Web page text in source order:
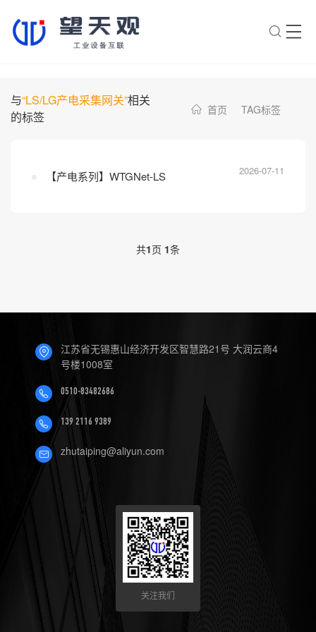
与“LS/LG产电采集网关”相关
的标签
首页 TAG标签
【产电系列】WTGNet-LS 2026-07-11
共1页 1条
江苏省无锡惠山经济开发区智慧路21号 大润云商4
号楼1008室
0510-83482686
139 2116 9389
zhutaiping@aliyun.com
关注我们
AI智能助手
常见问题
2.望天观网关支持哪些组网方
服务？